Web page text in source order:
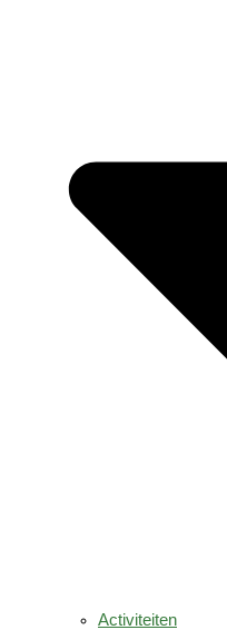
Activiteiten